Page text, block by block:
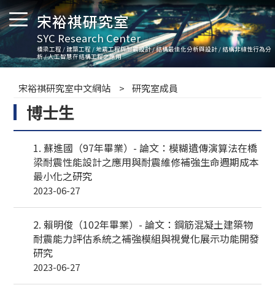
宋裕祺研究室
SYC Research Center
橋梁工程 / 建築工程 / 地震工程與耐震設計 / 結構最佳化分析與設計 / 結構非線性行為分
析 / 人工智慧在結構工程之應用
宋裕祺研究室中文網站 研究室成員
博士生
1. 蘇進國（97年畢業）- 論文：模糊遺傳演算法在橋
梁耐震性能設計之應用與耐震維修補強生命週期成本
最小化之研究
2023-06-27
2. 賴明俊（102年畢業）- 論文：鋼筋混凝土建築物
耐震能力評估系統之補強模組與視覺化展示功能開發
研究
2023-06-27